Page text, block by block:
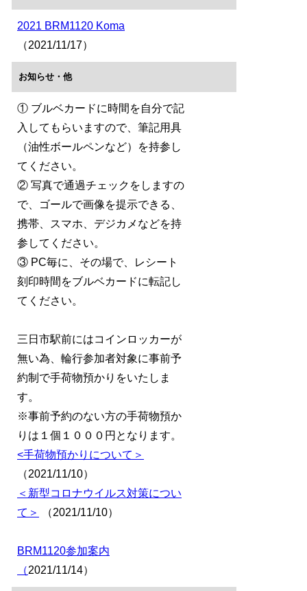
2021 BRM1120 Koma
（2021/11/17）
お知らせ・他
① ブルベカードに時間を自分で記
入してもらいますので、筆記用具
（油性ボールペンなど）を持参し
てください。
② 写真で通過チェックをしますの
で、ゴールで画像を提示できる、
携帯、スマホ、デジカメなどを持
参してください。
③ PC毎に、その場で、レシート
刻印時間をブルベカードに転記し
てください。
三日市駅前にはコインロッカーが
無い為、輪行参加者対象に事前予
約制で手荷物預かりをいたしま
す。
※事前予約のない方の手荷物預か
りは１個１０００円となります。
<手荷物預かりについて＞
（2021/11/10）
＜新型コロナウイルス対策につい
て＞
（2021/11/10）
BRM1120参加案内
（2021/11/14）